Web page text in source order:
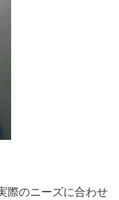
際のニーズに合わせ